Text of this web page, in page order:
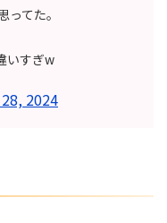
てた。
いすぎw
2024